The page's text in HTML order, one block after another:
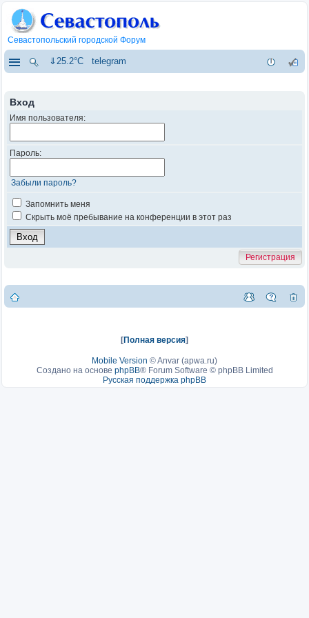
Севастопольский городской Форум
⇓25.2°C telegram
Вход
Имя пользователя:
Пароль:
Забыли пароль?
Запомнить меня
Скрыть моё пребывание на конференции в этот раз
Регистрация
[Полная версия]
Mobile Version ©Anvar (apwa.ru)
Создано на основе phpBB® Forum Software © phpBB Limited
Русская поддержка phpBB